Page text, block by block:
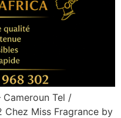
Tel /
Miss Fragrance by